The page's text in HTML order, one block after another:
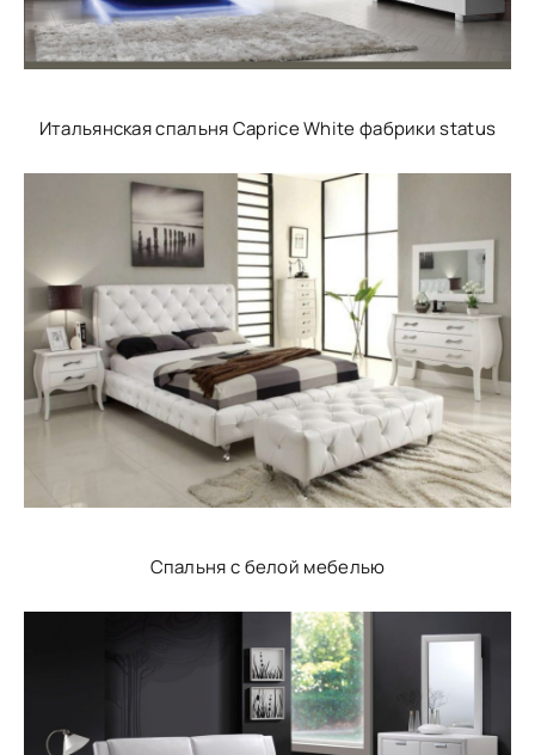
Итальянская спальня Caprice White фабрики status
Спальня с белой мебелью